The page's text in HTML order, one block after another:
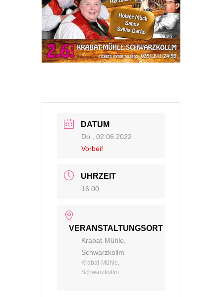
DATUM
Do., 02 06 2022
Vorbei!
UHRZEIT
16:00
VERANSTALTUNGSORT
Krabat-Mühle,
Schwarzkollm
Krabat-Mühle,
Schwarzkollm